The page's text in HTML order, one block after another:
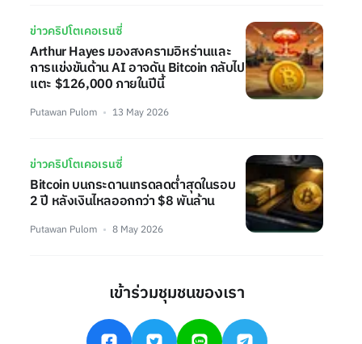
ข่าวคริปโตเคอเรนซี่
Arthur Hayes มองสงครามอิหร่านและ
การแข่งขันด้าน AI อาจดัน Bitcoin กลับไป
แตะ $126,000 ภายในปีนี้
Putawan Pulom 13 May 2026
ข่าวคริปโตเคอเรนซี่
Bitcoin บนกระดานเทรดลดต่ำสุดในรอบ
2 ปี หลังเงินไหลออกกว่า $8 พันล้าน
Putawan Pulom 8 May 2026
เข้าร่วมชุมชนของเรา